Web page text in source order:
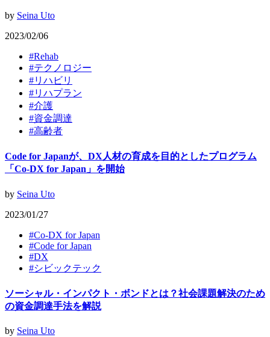
by Seina Uto
2023/02/06
#Rehab
#テクノロジー
#リハビリ
#リハプラン
#介護
#資金調達
#高齢者
Code for Japanが、DX人材の育成を目的としたプログラム
「Co-DX for Japan」を開始
by Seina Uto
2023/01/27
#Co-DX for Japan
#Code for Japan
#DX
#シビックテック
ソーシャル・インパクト・ボンドとは？社会課題解決のため
の資金調達手法を解説
by Seina Uto